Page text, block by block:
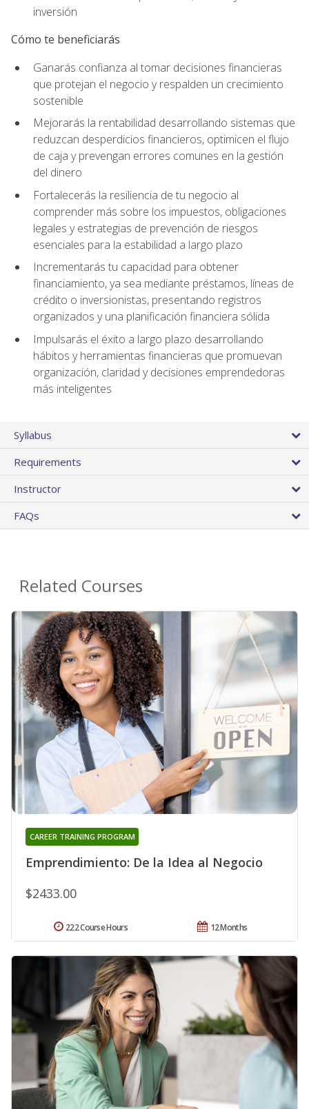
inversión
Cómo te beneficiarás
Ganarás confianza al tomar decisiones financieras
que protejan el negocio y respalden un crecimiento
sostenible
Mejorarás la rentabilidad desarrollando sistemas que
reduzcan desperdicios financieros, optimicen el flujo
de caja y prevengan errores comunes en la gestión
del dinero
Fortalecerás la resiliencia de tu negocio al
comprender más sobre los impuestos, obligaciones
legales y estrategias de prevención de riesgos
esenciales para la estabilidad a largo plazo
Incrementarás tu capacidad para obtener
financiamiento, ya sea mediante préstamos, líneas de
crédito o inversionistas, presentando registros
organizados y una planificación financiera sólida
Impulsarás el éxito a largo plazo desarrollando
hábitos y herramientas financieras que promuevan
organización, claridad y decisiones emprendedoras
más inteligentes
Syllabus
Requirements
Instructor
FAQs
Related Courses
Emprendimiento: De la Idea al Negocio
CAREER TRAINING PROGRAM
$2433.00
12 Months
222 Course Hours